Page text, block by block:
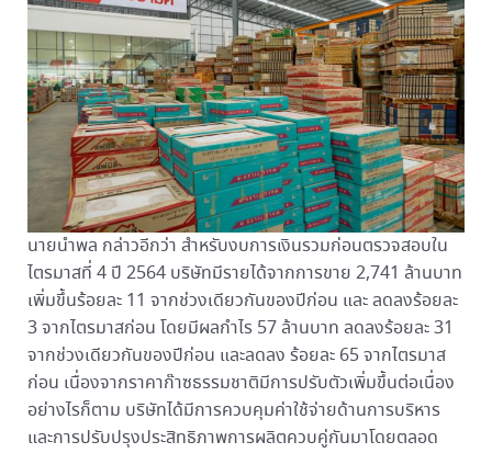
นายนำพล กล่าวอีกว่า สำหรับงบการเงินรวมก่อนตรวจสอบใน
ไตรมาสที่ 4 ปี 2564 บริษัทมีรายได้จากการขาย 2,741 ล้านบาท
เพิ่มขึ้นร้อยละ 11 จากช่วงเดียวกันของปีก่อน และ ลดลงร้อยละ
3 จากไตรมาสก่อน โดยมีผลกำไร 57 ล้านบาท ลดลงร้อยละ 31
จากช่วงเดียวกันของปีก่อน และลดลง ร้อยละ 65 จากไตรมาส
ก่อน เนื่องจากราคาก๊าซธรรมชาติมีการปรับตัวเพิ่มขึ้นต่อเนื่อง
อย่างไรก็ตาม บริษัทได้มีการควบคุมค่าใช้จ่ายด้านการบริหาร
และการปรับปรุงประสิทธิภาพการผลิตควบคู่กันมาโดยตลอด